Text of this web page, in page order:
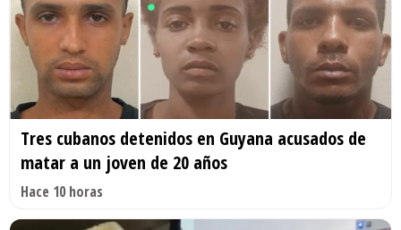
Tres cubanos detenidos en Guyana acusados de
matar a un joven de 20 años
Hace 10 horas